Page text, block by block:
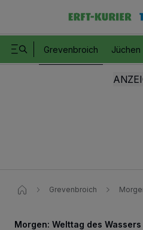
Grevenbroich Jüchen
Grevenbroich
Morgen: Welttag des Wassers